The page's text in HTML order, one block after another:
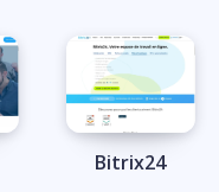
Bitrix24